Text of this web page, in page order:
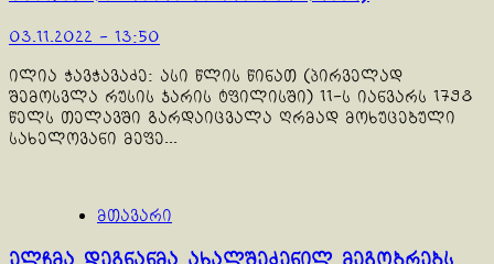
03.11.2022 - 13:50
ილია ჭავჭავაძე: ასი წლის წინათ (პირველად
შემოსვლა რუსის ჯარის ტფილისში) 11-ს იანვარს 1798
წელს თელავში გარდაიცვალა ღრმად მოხუცებული
სახელოვანი მეფე...
მთავარი